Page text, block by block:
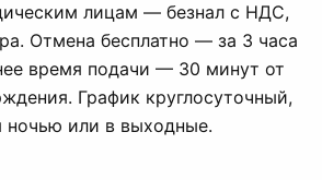
лицам — безнал с НДС,
Отмена бесплатно — за 3 часа
время подачи — 30 минут от
График круглосуточный,
ночью или в выходные.